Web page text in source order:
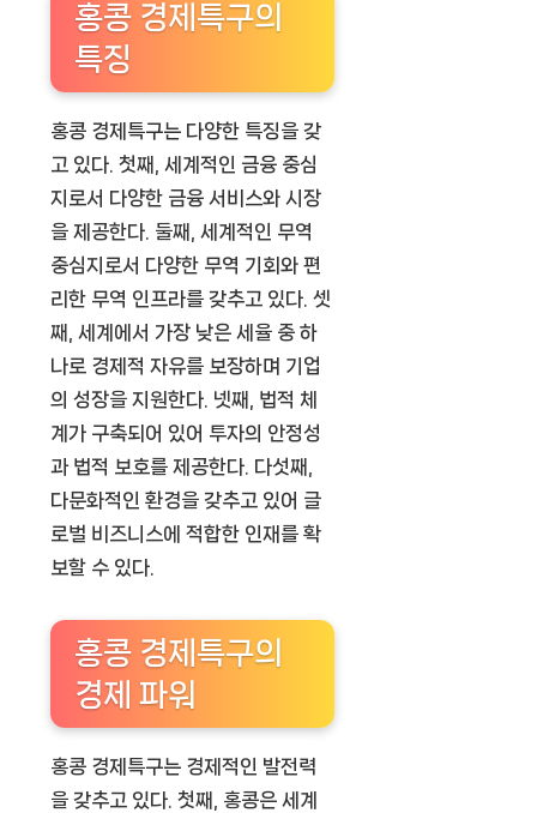
홍콩 경제특구의
특징
홍콩 경제특구는 다양한 특징을 갖
고 있다. 첫째, 세계적인 금융 중심
지로서 다양한 금융 서비스와 시장
을 제공한다. 둘째, 세계적인 무역
중심지로서 다양한 무역 기회와 편
리한 무역 인프라를 갖추고 있다. 셋
째, 세계에서 가장 낮은 세율 중 하
나로 경제적 자유를 보장하며 기업
의 성장을 지원한다. 넷째, 법적 체
계가 구축되어 있어 투자의 안정성
과 법적 보호를 제공한다. 다섯째,
다문화적인 환경을 갖추고 있어 글
로벌 비즈니스에 적합한 인재를 확
보할 수 있다.
홍콩 경제특구의
경제 파워
홍콩 경제특구는 경제적인 발전력
을 갖추고 있다. 첫째, 홍콩은 세계